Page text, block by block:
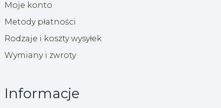
Moje konto
Metody płatności
Rodzaje i koszty wysyłek
Wymiany i zwroty
Informacje